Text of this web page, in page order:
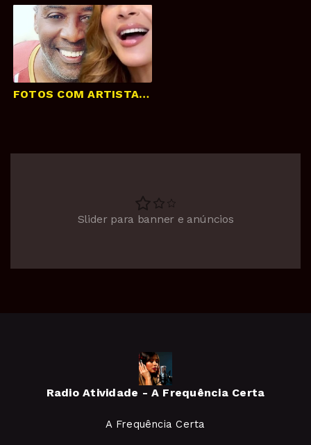
FOTOS COM ARTISTAS (Famosos ou não)
Slider para banner e anúncios
Radio Atividade - A Frequência Certa
A Frequência Certa